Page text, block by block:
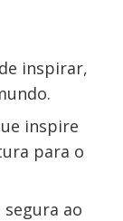
inspirar,
inspire
para o
segura ao